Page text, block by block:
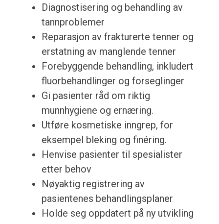
Diagnostisering og behandling av
tannproblemer
Reparasjon av frakturerte tenner og
erstatning av manglende tenner
Forebyggende behandling, inkludert
fluorbehandlinger og forseglinger
Gi pasienter råd om riktig
munnhygiene og ernæring.
Utføre kosmetiske inngrep, for
eksempel bleking og finéring.
Henvise pasienter til spesialister
etter behov
Nøyaktig registrering av
pasientenes behandlingsplaner
Holde seg oppdatert på ny utvikling